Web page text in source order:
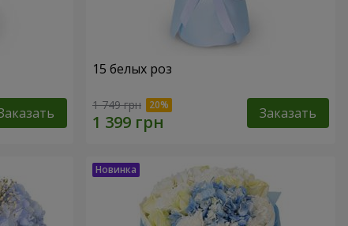
15 белых роз
1 749 грн Заказать